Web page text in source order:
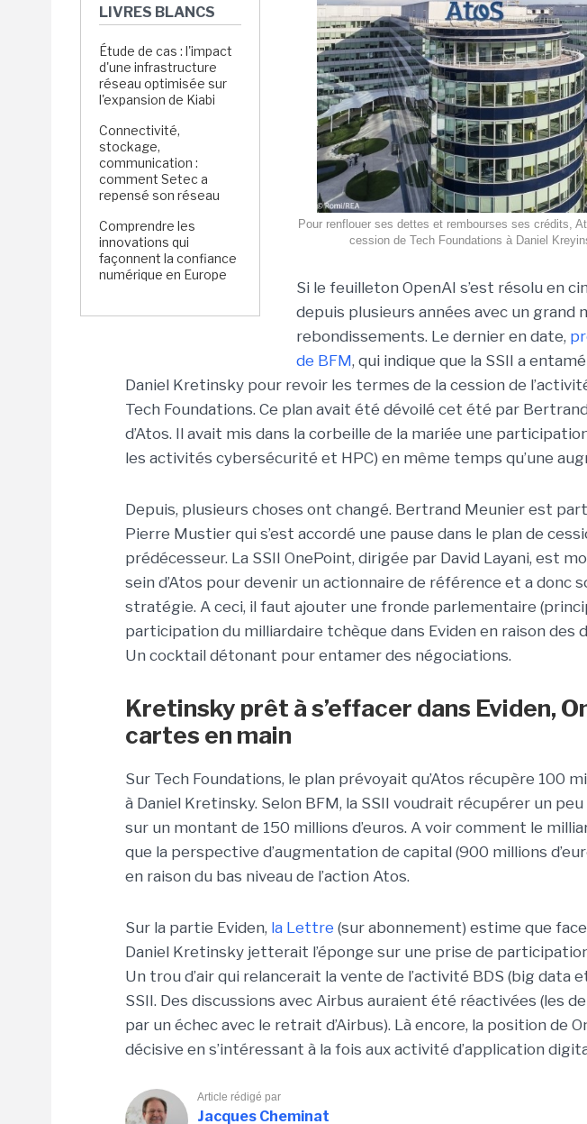
LIVRES BLANCS
Étude de cas : l'impact
d'une infrastructure
réseau optimisée sur
l'expansion de Kiabi
Connectivité,
stockage,
communication :
comment Setec a
repensé son réseau
Comprendre les
innovations qui
façonnent la confiance
numérique en Europe
Pour renflouer ses dettes et rembourses ses crédits,
cession de Tech Foundations à Daniel
Si le feuilleton OpenAI s’est résolu en
depuis plusieurs années avec un grand
rebondissements. Le dernier en date,
de BFM, qui indique que la SSII a
Daniel Kretinsky pour revoir les termes de la cession de
Tech Foundations. Ce plan avait été dévoilé cet été par
d’Atos. Il avait mis dans la corbeille de la mariée une
les activités cybersécurité et HPC) en même temps qu’une
Depuis, plusieurs choses ont changé. Bertrand Meunier est
Pierre Mustier qui s’est accordé une pause dans le plan de
prédécesseur. La SSII OnePoint, dirigée par David Layani, est
sein d’Atos pour devenir un actionnaire de référence et a donc
stratégie. A ceci, il faut ajouter une fronde parlementaire
participation du milliardaire tchèque dans Eviden en raison des
Un cocktail détonant pour entamer des négociations.
Kretinsky prêt à s’effacer dans Eviden,
cartes en main
Sur Tech Foundations, le plan prévoyait qu’Atos récupère 100
à Daniel Kretinsky. Selon BFM, la SSII voudrait récupérer un
sur un montant de 150 millions d’euros. A voir comment le
que la perspective d’augmentation de capital (900 millions
en raison du bas niveau de l’action Atos.
Sur la partie Eviden, la Lettre (sur abonnement) estime que
Daniel Kretinsky jetterait l’éponge sur une prise de participation
Un trou d’air qui relancerait la vente de l’activité BDS (big data
SSII. Des discussions avec Airbus auraient été réactivées (les
par un échec avec le retrait d’Airbus). Là encore, la position de
décisive en s’intéressant à la fois aux activité d’application
Article rédigé par
Jacques Cheminat